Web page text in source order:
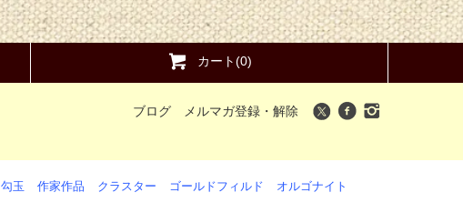
カート(0)
ブログ メルマガ登録・解除
勾玉 作家作品 クラスター ゴールドフィルド オルゴナイト